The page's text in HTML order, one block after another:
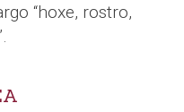
“hoxe, rostro,